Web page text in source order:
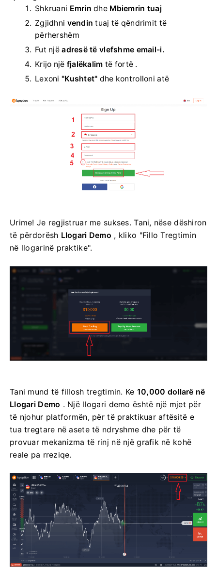
Shkruani Emrin dhe Mbiemrin tuaj
Zgjidhni vendin tuaj të qëndrimit të
përhershëm
Fut njëadresë të vlefshme email-i.
Krijo një fjalëkalim të fortë .
Lexoni "Kushtet" dhe kontrolloni atë
Urime! Je regjistruar me sukses. Tani, nëse dëshiron
të përdorësh Llogari Demo , kliko "Fillo Tregtimin
në llogarinë praktike".
Tani mund të fillosh tregtimin. Ke 10,000 dollarë në
Llogari Demo . Një llogari demo është një mjet për
të njohur platformën, për të praktikuar aftësitë e
tua tregtare në asete të ndryshme dhe për të
provuar mekanizma të rinj në një grafik në kohë
reale pa rreziqe.